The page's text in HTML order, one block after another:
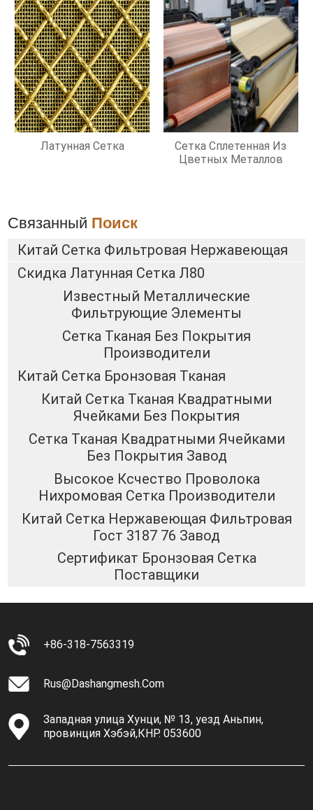
Латунная Сетка
Сетка Сплетенная Из
Цветных Металлов
Связанный Поиск
Китай Сетка Фильтровая Нержавеющая
Скидка Латунная Сетка Л80
Известный Металлические
Фильтрующие Элементы
Сетка Тканая Без Покрытия
Производители
Китай Сетка Бронзовая Тканая
Китай Сетка Тканая Квадратными
Ячейками Без Покрытия
Сетка Тканая Квадратными Ячейками
Без Покрытия Завод
Высокое Ксчество Проволока
Нихромовая Сетка Производители
Китай Сетка Нержавеющая Фильтровая
Гост 3187 76 Завод
Сертификат Бронзовая Сетка
Поставщики
+86-318-7563319
Rus@dashangmesh.com
Западная улица Хунци, № 13, уезд Аньпин,
провинция Хэбэй,КНР. 053600